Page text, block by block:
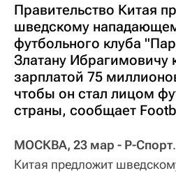
Правительство Китая
шведскому
футбольного клуба
Златану Ибрагимовичу
зарплатой 75
чтобы он стал лицом
страны, сообщает
МОСКВА, 23 мар - Р-Спорт
Китая предложит